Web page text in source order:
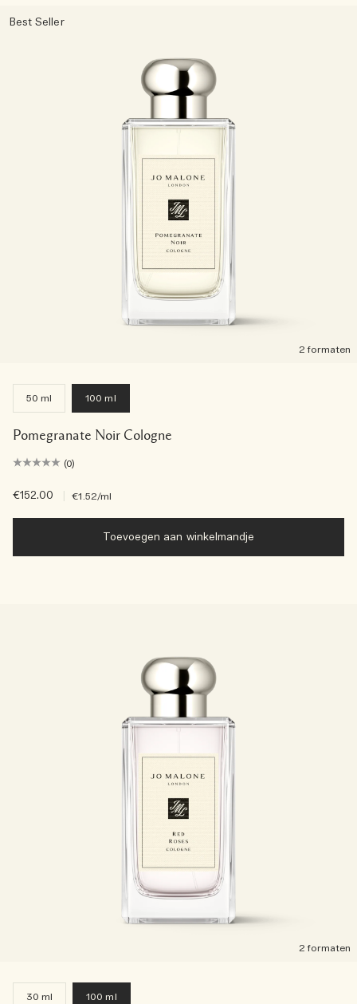
Best Seller
2 formaten
50 ml 100 ml
Pomegranate Noir Cologne
(0)
€152.00 €1.52/ml
Toevoegen aan winkelmandje
2 formaten
30 ml 100 ml